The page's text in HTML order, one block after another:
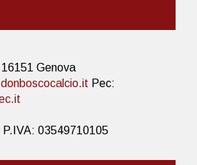
Genova
Pec:
03549710105